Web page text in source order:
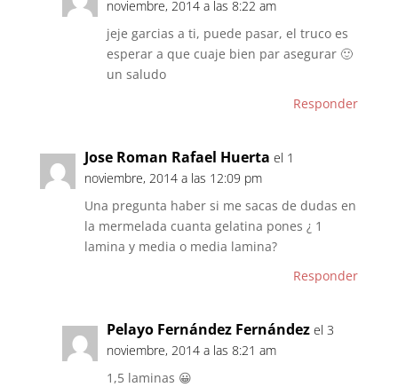
noviembre, 2014 a las 8:22 am
jeje garcias a ti, puede pasar, el truco es
esperar a que cuaje bien par asegurar 🙂
un saludo
Responder
Jose Roman Rafael Huerta el 1
noviembre, 2014 a las 12:09 pm
Una pregunta haber si me sacas de dudas en
la mermelada cuanta gelatina pones ¿ 1
lamina y media o media lamina?
Responder
Pelayo Fernández Fernández el 3
noviembre, 2014 a las 8:21 am
1,5 laminas 😀